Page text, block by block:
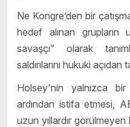
Ne Kongre’den bir
hedef alınan grupların
savaşçı” olarak
saldırılarını hukuki
Holsey'nin yalnızca
ardından istifa etmesi,
uzun yıllardır